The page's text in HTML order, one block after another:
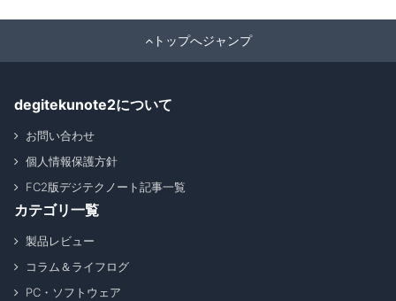
トップへジャンプ
degitekunote2について
お問い合わせ
個人情報保護方針
FC2版デジテクノート記事一覧
カテゴリ一覧
製品レビュー
コラム＆ライフログ
PC・ソフトウェア